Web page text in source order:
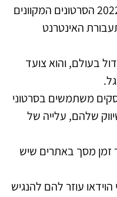
מומחים סבורים כי עד שנת 2022 הסרטונים המקוונים
82% מכלל תעבורת האינטרנט
בעולם, והוא צועד
2020, 81% מהעסקים משתמשים בסרטוני
שלהם, עלייה של
מבלים 88% יותר זמן מסך באתרים שיש
הוידאו עוזר להם להנגיש